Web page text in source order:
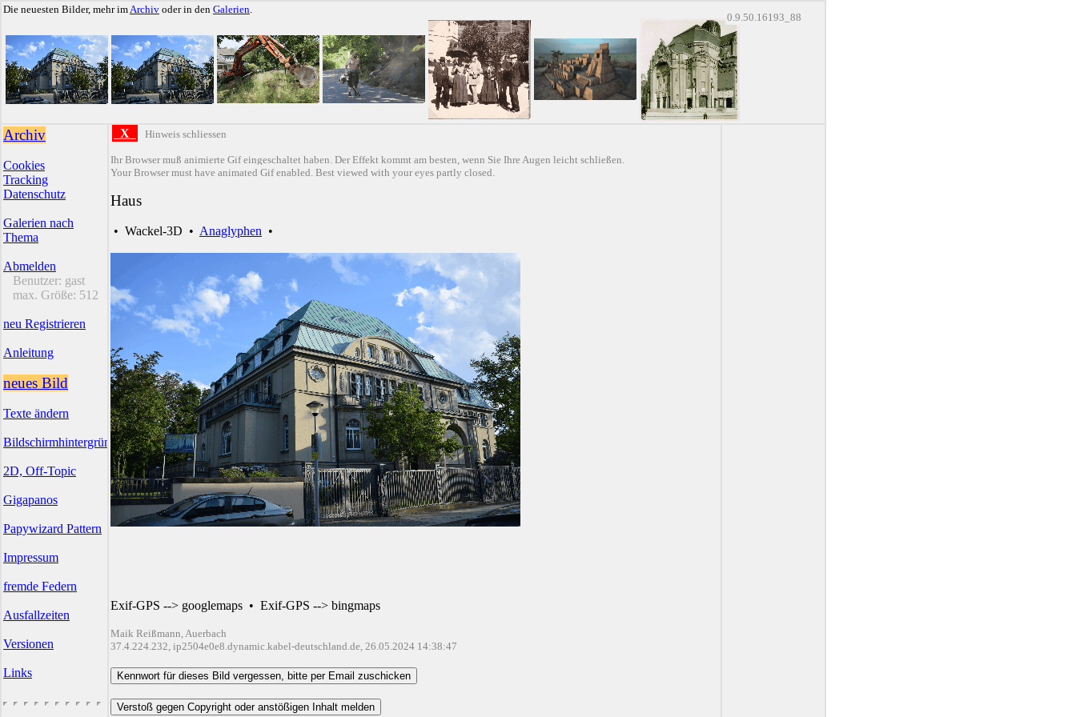
Die neuesten Bilder, mehr imArchiv oder in den Galerien.
0.9.50.16193_88
Archiv
Cookies
Tracking
Datenschutz
Galerien nach
Thema
Abmelden
Benutzer: gast
max. Größe: 512
neu Registrieren
Anleitung
neues Bild
Texte ändern
Bildschirmhintergründe
2D, Off-Topic
Gigapanos
Papywizard Pattern
Impressum
fremde Federn
Ausfallzeiten
Versionen
Links
X Hinweis schliessen
Ihr Browser muß animierte Gif eingeschaltet haben. Der Effekt kommt am besten, wenn Sie Ihre Augen leicht schließen.
Your Browser must have animated Gif enabled. Best viewed with your eyes partly closed.
Haus
• Wackel-3D • Anaglyphen •
Exif-GPS --> googlemaps • Exif-GPS --> bingmaps
Maik Reißmann, Auerbach
37.4.224.232, ip2504e0e8.dynamic.kabel-deutschland.de, 26.05.2024 14:38:47